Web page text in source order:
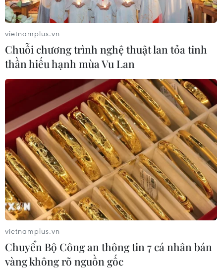
Nghiên cứu hai phương pháp điều trị cho
bệnh nhân mắc COVID-19
20/09/2021 11:40
Theo Giáo sư Nguyễn Thanh Liêm, để góp phần giảm tỷ
lệ tử vong cho bệnh nhân COVID-19, ông đề xuất hai
phương pháp điều trị mới mà thế giới đã áp dụng
thành công.
vietnamplus.vn
Chuỗi chương trình nghệ thuật lan tỏa tinh
thần hiếu hạnh mùa Vu Lan
vietnamplus.vn
Chuyển Bộ Công an thông tin 7 cá nhân bán
vàng không rõ nguồn gốc